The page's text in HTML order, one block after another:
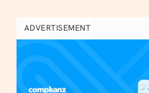
ADVERTISEMENT